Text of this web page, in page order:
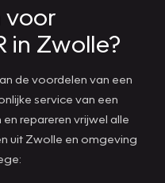
voor
in Zwolle?
de voordelen van een
service van een
repareren vrijwel alle
uit Zwolle en omgeving